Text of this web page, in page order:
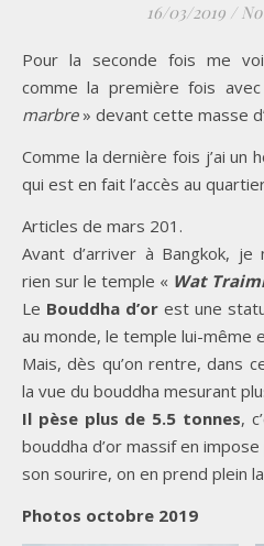
16/03/2019 /
Pour la seconde fois me voilà au Bouddha d’or, tout
comme la première fois
marbre» devant cette masse
Comme la dernière fois j’ai un
qui est en fait l’accès au
Articles de mars 201.
Avant d’arriver à Bangkok, je
rien sur le temple « Wat
Le Bouddha d’orest une
au monde, le temple lui-même
Mais, dès qu’on rentre, dans
la vue du bouddha mesurant
Il pèse plus de 5.5 tonnes,
bouddha d’or massif en
son sourire, on en prend plein
Photos octobre 2019